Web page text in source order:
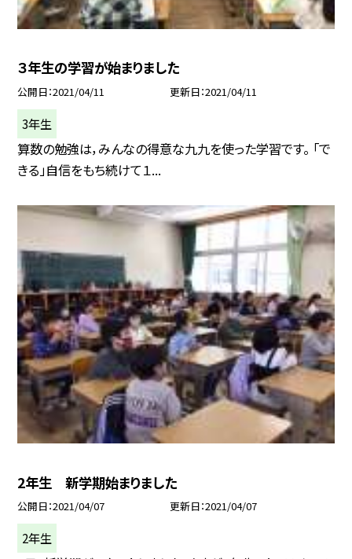
３年生の学習が始まりました
公開日 2021/04/11 更新日 2021/04/11
3年生
算数の勉強は，みんなの得意な九九を使った学習です。 「で
きる」自信をもち続けて１...
2年生 新学期始まりました
公開日 2021/04/07 更新日 2021/04/07
2年生